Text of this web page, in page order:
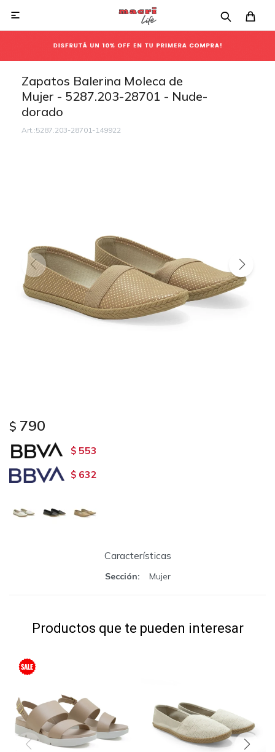

Zapatos Balerina Moleca de
Mujer - 5287.203-28701 - Nude-
dorado
5287.203-28701-149922
$ 790
$ 553
$ 632
Características
Sección Mujer
Productos que te pueden interesar